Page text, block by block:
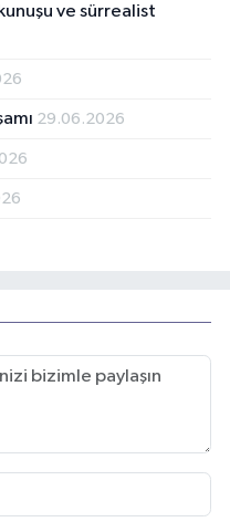
ve sürrealist
29.06.2026